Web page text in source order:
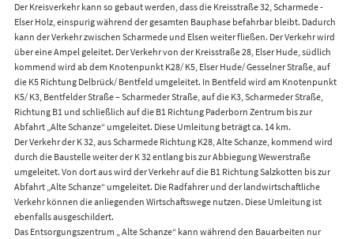
Der Kreisverkehr kann so gebaut werden, dass die Kreisstraße 32, Scharmede -
Elser Holz, einspurig während der gesamten Bauphase befahrbar bleibt. Dadurch
kann der Verkehr zwischen Scharmede und Elsen weiter fließen. Der Verkehr wird
über eine Ampel geleitet. Der Verkehr von der Kreisstraße 28, Elser Hude, südlich
kommend wird ab dem Knotenpunkt K28/ K5, Elser Hude/ Gesselner Straße, auf
die K5 Richtung Delbrück/ Bentfeld umgeleitet. In Bentfeld wird am Knotenpunkt
K5/ K3, Bentfelder Straße – Scharmeder Straße, auf die K3, Scharmeder Straße,
Richtung B1 und schließlich auf die B1 Richtung Paderborn Zentrum bis zur
Abfahrt „Alte Schanze“ umgeleitet. Diese Umleitung beträgt ca. 14 km.
Der Verkehr der K 32, aus Scharmede Richtung K28, Alte Schanze, kommend wird
durch die Baustelle weiter der K 32 entlang bis zur Abbiegung Wewerstraße
umgeleitet. Von dort aus wird der Verkehr auf die B1 Richtung Salzkotten bis zur
Abfahrt „Alte Schanze“ umgeleitet. Die Radfahrer und der landwirtschaftliche
Verkehr können die anliegenden Wirtschaftswege nutzen. Diese Umleitung ist
ebenfalls ausgeschildert.
Das Entsorgungszentrum „ Alte Schanze“ kann während den Bauarbeiten nur